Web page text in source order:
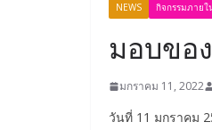
NEWS กิจกรรมภาย
มอบขอ
มกราคม 11, 2022
วันที่ 11 มกราคม